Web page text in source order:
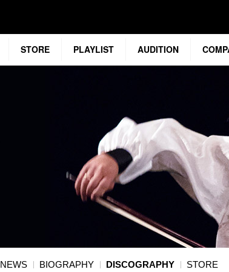
STORE PLAYLIST AUDITION
NEWS BIOGRAPHY DISCOGRAPHY STORE